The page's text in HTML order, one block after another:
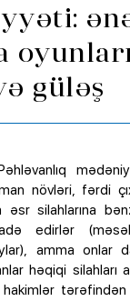
güləş
növləri, fərdi
əsr silahlarına
edirlər
amma onlar
həqiqi silahları
hakimlər